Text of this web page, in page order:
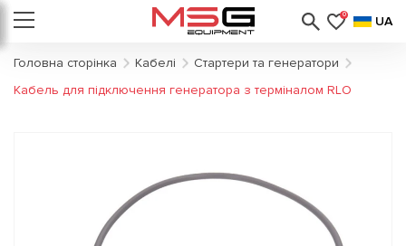
0 UA
Головна сторінка Кабелі
Стартери та генератори
Кабель для підключення генератора з терміналом RLO